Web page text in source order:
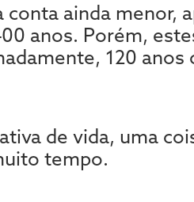
ainda menor,
anos. Porém,
120 anos
de vida, uma
tempo.